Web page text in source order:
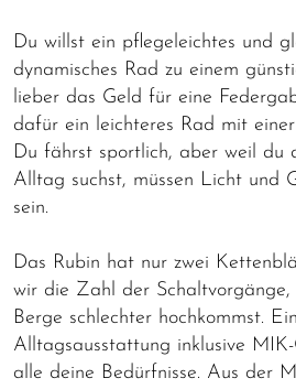
Du willst ein pflegeleichtes und
dynamisches Rad zu einem
lieber das Geld für eine
dafür ein leichteres Rad mit
Du fährst sportlich, aber weil du
Alltag suchst, müssen Licht und
sein.
Das Rubin hat nur zwei
wir die Zahl der Schaltvorgänge,
Berge schlechter hochkommst.
Alltagsausstattung inklusive
alle deine Bedürfnisse. Aus der